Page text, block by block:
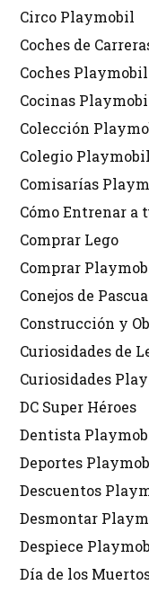
Circo Playmobil
Coches de
Coches Playmobil
Cocinas
Colección
Colegio Playmobil
Comisarías
Cómo Entrenar a
Comprar Lego
Comprar
Conejos de Pascua
Construcción y
Curiosidades de
Curiosidades
DC Super Héroes
Dentista
Deportes
Descuentos
Desmontar
Despiece
Día de los